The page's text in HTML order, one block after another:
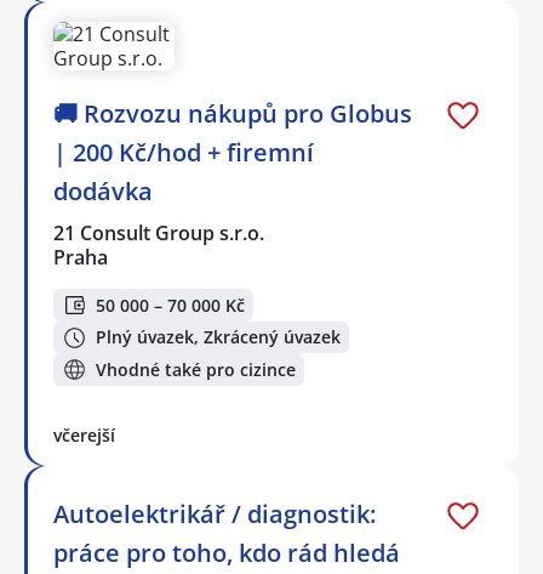
🚚 Rozvozu nákupů pro Globus
| 200 Kč/hod + firemní
dodávka
21 Consult Group s.r.o.
Praha
50 000 – 70 000 Kč
Plný úvazek, Zkrácený úvazek
Vhodné také pro cizince
včerejší
Autoelektrikář / diagnostik:
práce pro toho, kdo rád hledá